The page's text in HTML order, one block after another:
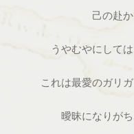
己の赴
うやむやにして
これは最愛のガリ
曖昧になりが